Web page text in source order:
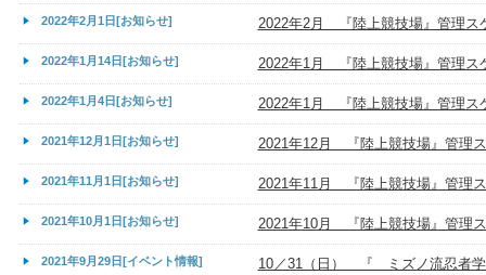
2022年2月1日[お知らせ] 2022年2月 『陸上競技場』管理ス
2022年1月14日[お知らせ] 2022年1月 『陸上競技場』管理ス
2022年1月4日[お知らせ] 2022年1月 『陸上競技場』管理ス
2021年12月1日[お知らせ] 2021年12月 『陸上競技場』管理
2021年11月1日[お知らせ] 2021年11月 『陸上競技場』管理
2021年10月1日[お知らせ] 2021年10月 『陸上競技場』管理
2021年9月29日[イベント情報] 10／31（日） 『 ミズノ流忍者